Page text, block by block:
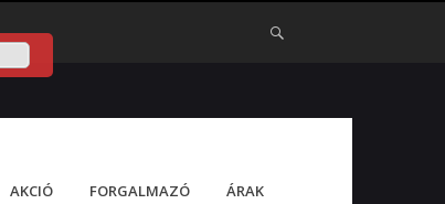
AKCIÓ FORGALMAZÓ ÁRAK